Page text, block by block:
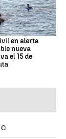
en alerta
nueva
el 15 de